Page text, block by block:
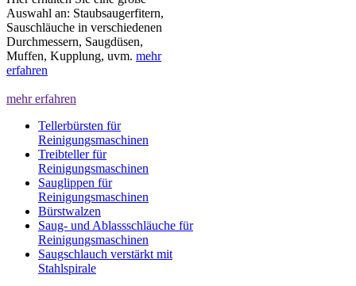
Auswahl an: Staubsaugerfitern,
Sauschläuche in verschiedenen
Durchmessern, Saugdüsen,
Muffen, Kupplung, uvm. mehr
erfahren
mehr erfahren
Tellerbürsten für
Reinigungsmaschinen
Treibteller für
Reinigungsmaschinen
Sauglippen für
Reinigungsmaschinen
Bürstwalzen
Saug- und Ablassschläuche für
Reinigungsmaschinen
Saugschlauch verstärkt mit
Stahlspirale